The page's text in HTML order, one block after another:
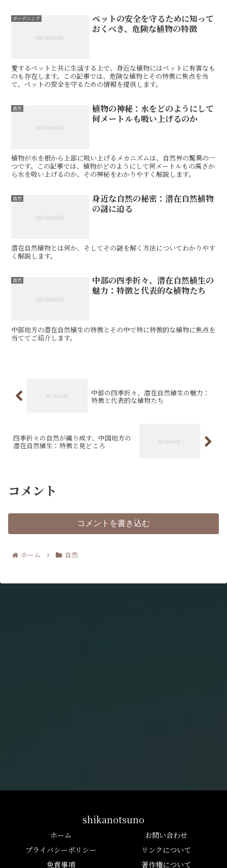
ガーデニング
ペットの安全を守るために知って
おくべき、危険な植物の特徴
愛するペットと共に生活する上で、身近な植物にはペットに有害なも
のも存在します。この記事では、危険な植物とその特徴に焦点を当
て、ペットの安全を守るための情報を提供します。
自然
植物の神秘：水をどのようにして
何メートルも吸い上げるのか
植物が水を根から上部に吸い上げるメカニズムは、自然界の驚異の一
つです。この記事では、植物がどのようにして何メートルもの高さか
ら水を吸い上げるのか、その神秘をわかりやすく解説します。
自然
身近な自然の秘密：潜在自然植物
の謎に迫る
潜在自然植物とは何か、そしてその謎を解く方法についてわかりやす
く解説します。
自然
中部の四季折々、潜在自然植生の
魅力：特徴と代表的な植物たち
中部地方の潜在自然植生の特徴とその中で特に特徴的な植物に焦点を
当ててご紹介します。
中部の四季折々、潜在自然植生の魅力：
特徴と代表的な植物たち
四季折々の自然が織り成す、中国地方の
潜在自然植生：特徴と見どころ
コメント
コメントを書き込む
ホーム 自然
shikanotsuno
ホーム
お問い合わせ
プライバシーポリシー
リンクについて
免責事項
著作権について